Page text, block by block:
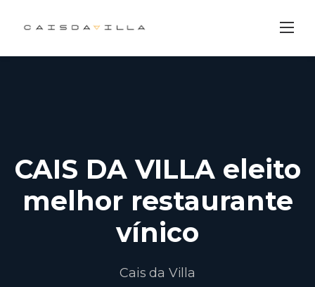
CAIS DA VILLA eleito
melhor restaurante
vínico
Cais da Villa